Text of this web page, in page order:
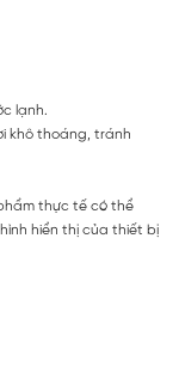
lạnh.
khô thoáng, tránh
thực tế có thể
hiển thị của thiết bị